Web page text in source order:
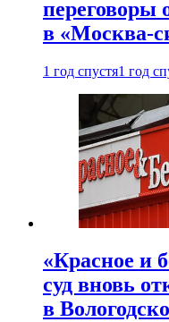
переговоры
в «Москва-
1 год спустя1 год
«Красное и
суд вновь
в